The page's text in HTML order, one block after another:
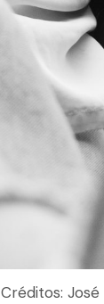
Créditos: José